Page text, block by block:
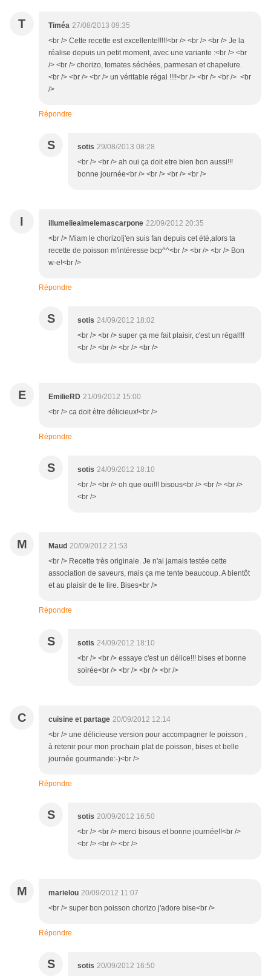
T Timéa 27/08/2013 09:35
<br /> Cette recette est excellente!!!!!<br /> <br /> <br /> Je la
réalise depuis un petit moment, avec une variante :<br /> <br
/> <br /> chorizo, tomates séchées, parmesan et chapelure.
<br /> <br /> <br /> un véritable régal !!!!<br /> <br /> <br /> <br
/>
Répondre
S sotis 29/08/2013 08:28
<br /> <br /> ah oui ça doit etre bien bon aussi!!!
bonne journée<br /> <br /> <br /> <br />
I illumelieaimelemascarpone 22/09/2012 20:35
<br /> Miam le chorizo!j'en suis fan depuis cet été,alors ta
recette de poisson m'intéresse bcp^^<br /> <br /> <br /> Bon
w-e!<br />
Répondre
S sotis 24/09/2012 18:02
<br /> <br /> super ça me fait plaisir, c'est un régal!!!
<br /> <br /> <br /> <br />
E EmilieRD 21/09/2012 15:00
<br /> ca doit ètre délicieux!<br />
Répondre
S sotis 24/09/2012 18:10
<br /> <br /> oh que oui!!! bisous<br /> <br /> <br />
<br />
M Maud 20/09/2012 21:53
<br /> Recette très originale. Je n'ai jamais testée cette
association de saveurs, mais ça me tente beaucoup. A bientôt
et au plaisir de te lire. Bises<br />
Répondre
S sotis 24/09/2012 18:10
<br /> <br /> essaye c'est un délice!!! bises et bonne
soirée<br /> <br /> <br /> <br />
C cuisine et partage 20/09/2012 12:14
<br /> une délicieuse version pour accompagner le poisson ,
à retenir pour mon prochain plat de poisson, bises et belle
journée gourmande:-)<br />
Répondre
S sotis 20/09/2012 16:50
<br /> <br /> merci bisous et bonne journée!!<br />
<br /> <br /> <br />
M marielou 20/09/2012 11:07
<br /> super bon poisson chorizo j'adore bise<br />
Répondre
S sotis 20/09/2012 16:50